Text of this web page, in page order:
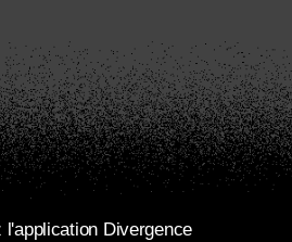
l'application Divergence